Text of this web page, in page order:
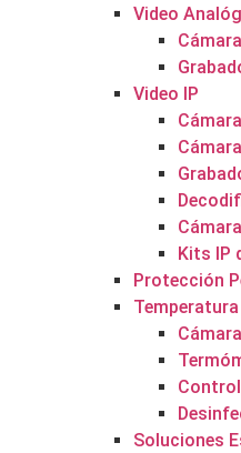
Video
Video IP
Kits IP
Protección
Soluciones